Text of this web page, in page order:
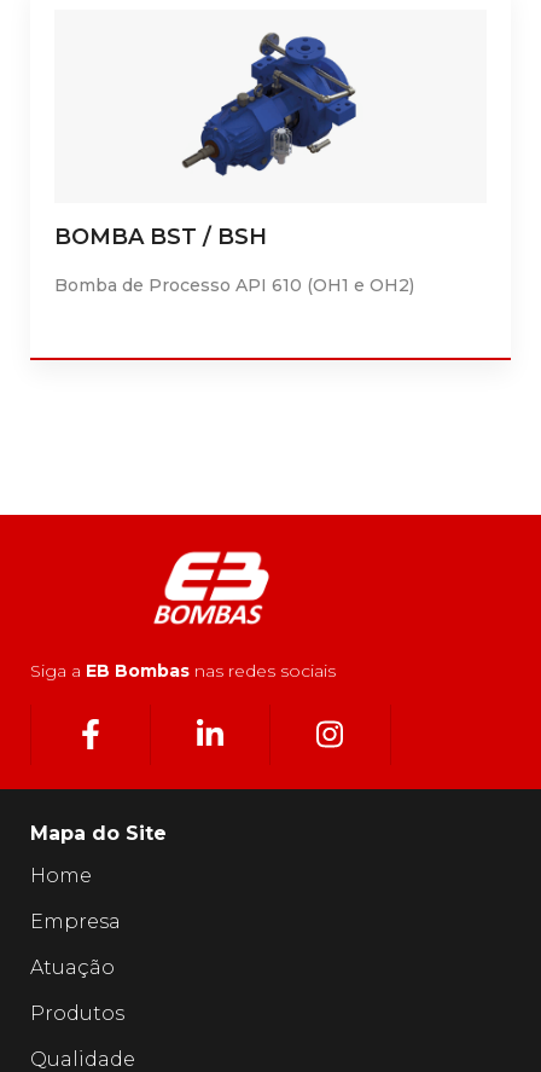
BOMBA BST / BSH
Bomba de Processo API 610 (OH1 e OH2)
Siga a EB Bombas nas redes sociais
Mapa do Site
Home
Empresa
Atuação
Produtos
Qualidade